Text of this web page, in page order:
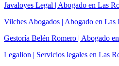
Javaloyes Legal | Abogado en Las
Vilches Abogados | Abogado en Las
Gestoría Belén Romero | Abogado
Legalion | Servicios legales en Las